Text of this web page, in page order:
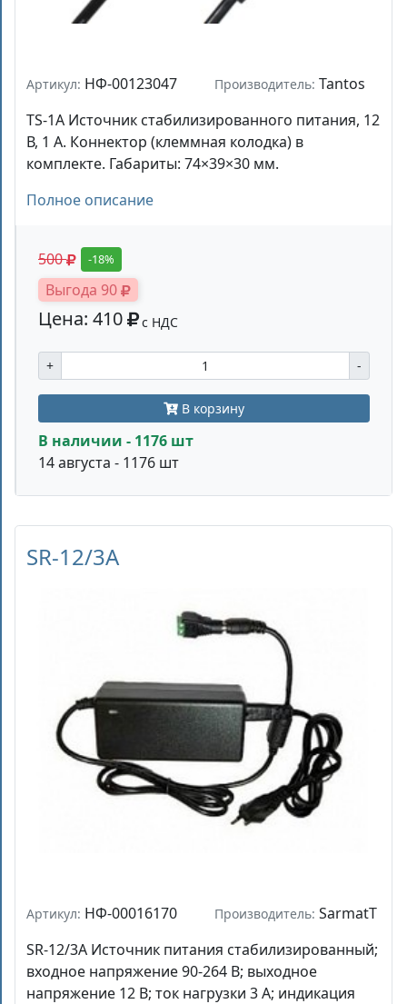
Артикул: НФ-00123047 Производитель: Tantos
TS-1A Источник стабилизированного питания, 12
В, 1 А. Коннектор (клеммная колодка) в
комплекте. Габариты: 74×39×30 мм.
Полное описание
500 -18%
Выгода 90
Цена: 410 с НДС
+ -
В корзину
В наличии - 1176 шт
14 августа - 1176 шт
SR-12/3A
Артикул: НФ-00016170 Производитель: SarmatT
SR-12/3A Источник питания стабилизированный;
входное напряжение 90-264 В; выходное
напряжение 12 В; ток нагрузки 3 А; индикация